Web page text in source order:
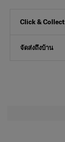
Click & Collect
จัดส่งถึงบ้าน